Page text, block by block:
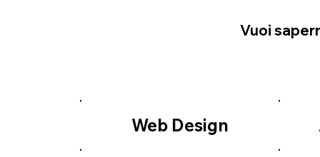
Vuoi
Web Design